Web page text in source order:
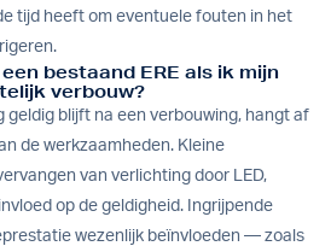
tijd heeft om eventuele fouten in het
bestaand ERE als ik mijn
verbouw?
geldig blijft na een verbouwing, hangt af
de werkzaamheden. Kleine
van verlichting door LED,
op de geldigheid. Ingrijpende
wezenlijk beïnvloeden — zoals